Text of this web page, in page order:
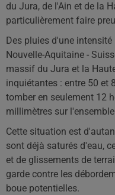
du Jura, de l'Ain et de la
particulièrement faire
Des pluies d'une
Nouvelle-Aquitaine -
massif du Jura et la
inquiétantes : entre 50 et
tomber en seulement 12
millimètres sur
Cette situation est
sont déjà saturés d'eau,
et de glissements de
garde contre les
boue potentielles.